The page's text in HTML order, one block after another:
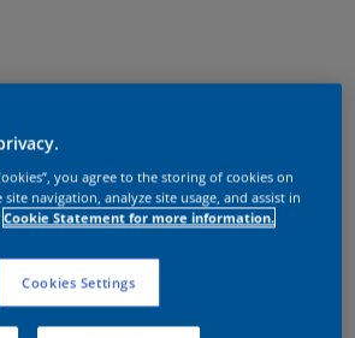
you agree to the storing of cookies on
navigation, analyze site usage, and assist in
Cookie Statement for more information.
Cookies Settings